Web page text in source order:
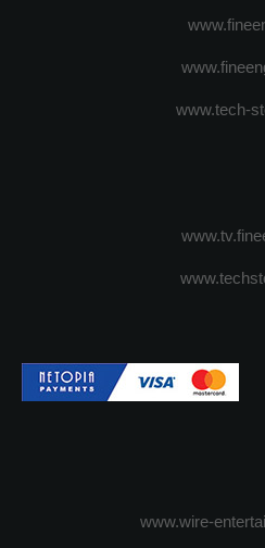
www.tech-
www.wire-